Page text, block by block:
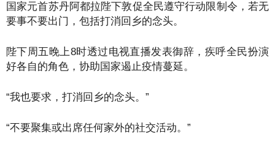
国家元首苏丹阿都拉陛下敦促全民遵守行动限制令，若无
要事不要出门，包括打消回乡的念头。
陛下周五晚上8时透过电视直播发表御辞，疾呼全民扮演
好各自的角色，协助国家遏止疫情蔓延。
“我也要求，打消回乡的念头。”
“不要聚集或出席任何家外的社交活动。”